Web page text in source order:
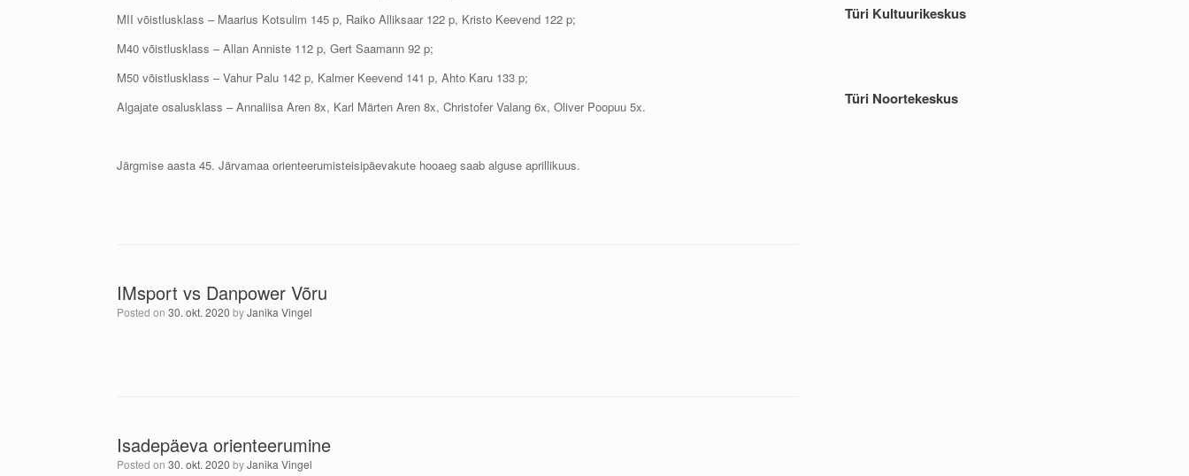
MII võistlusklass – Maarius Kotsulim 145 p, Raiko Alliksaar 122 p, Kristo Keevend 122 p;
M40 võistlusklass – Allan Anniste 112 p, Gert Saamann 92 p;
M50 võistlusklass – Vahur Palu 142 p, Kalmer Keevend 141 p, Ahto Karu 133 p;
Algajate osalusklass – Annaliisa Aren 8x, Karl Märten Aren 8x, Christofer Valang 6x, Oliver Poopuu 5x.
Järgmise aasta 45. Järvamaa orienteerumisteisipäevakute hooaeg saab alguse aprillikuus.
IMsport vs Danpower Võru
Posted on 30. okt. 2020 byJanika Vingel
Isadepäeva orienteerumine
Posted on 30. okt. 2020 byJanika Vingel
Türi Kultuurikeskus
Türi Noortekeskus